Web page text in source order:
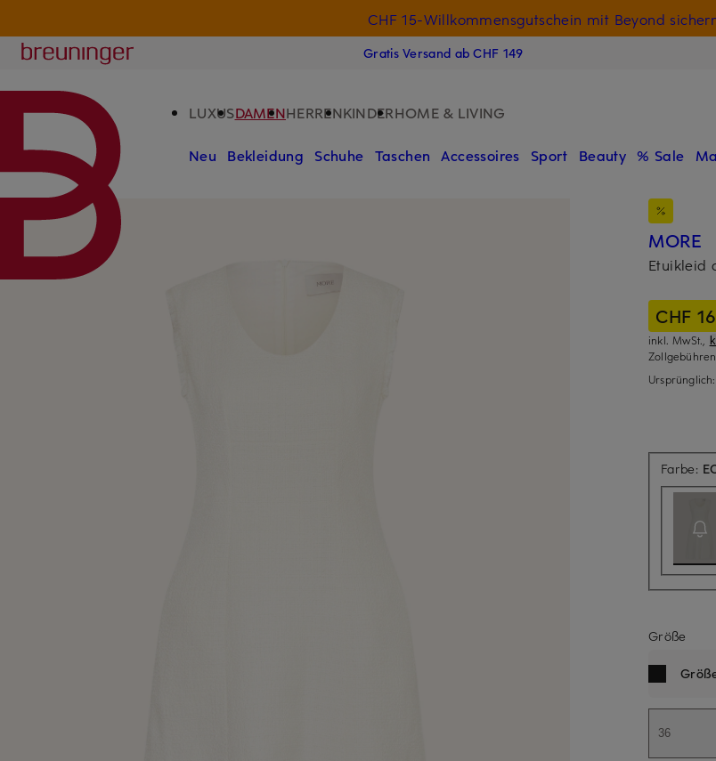
CHF 15-Willkommensgutschein mit Beyond
Breuninger
Gratis Versand ab CHF 149
LUXUSDAMENHERRENKINDERHOME & LIVING
Neu Bekleidung Schuhe Taschen Accessoires Sport Beauty % Sale
MORE
Etuikleid
CHF
inkl. MwSt.,
Ursprünglich:
Farbe:
Größe
36